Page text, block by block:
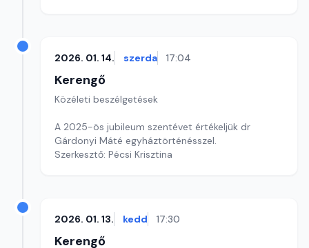
2026. 01. 14. szerda 17:04
Kerengő
Közéleti beszélgetések
A 2025-ös jubileum szentévet értékeljük dr
Gárdonyi Máté egyháztörténésszel.
Szerkesztő: Pécsi Krisztina
2026. 01. 13. kedd 17:30
Kerengő